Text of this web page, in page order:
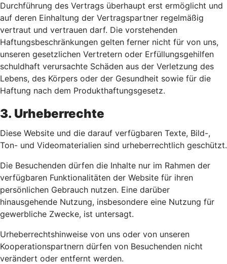
Durchführung des Vertrags überhaupt erst ermöglicht und
auf deren Einhaltung der Vertragspartner regelmäßig
vertraut und vertrauen darf. Die vorstehenden
Haftungsbeschränkungen gelten ferner nicht für von uns,
unseren gesetzlichen Vertretern oder Erfüllungsgehilfen
schuldhaft verursachte Schäden aus der Verletzung des
Lebens, des Körpers oder der Gesundheit sowie für die
Haftung nach dem Produkthaftungsgesetz.
3. Urheberrechte
Diese Website und die darauf verfügbaren Texte, Bild-,
Ton- und Videomaterialien sind urheberrechtlich geschützt.
Die Besuchenden dürfen die Inhalte nur im Rahmen der
verfügbaren Funktionalitäten der Website für ihren
persönlichen Gebrauch nutzen. Eine darüber
hinausgehende Nutzung, insbesondere eine Nutzung für
gewerbliche Zwecke, ist untersagt.
Urheberrechtshinweise von uns oder von unseren
Kooperationspartnern dürfen von Besuchenden nicht
verändert oder entfernt werden.